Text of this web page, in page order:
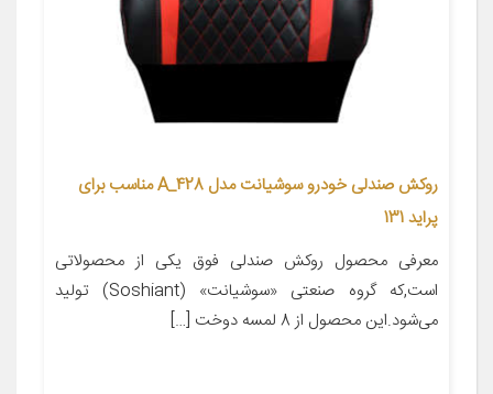
روکش صندلی خودرو سوشیانت مدل A_428 مناسب برای
پراید 131
معرفی محصول روکش صندلی فوق یکی از محصولاتی
است,که گروه صنعتی «سوشیانت» (Soshiant) تولید
می‌شود.این محصول از 8 لمسه دوخت […]